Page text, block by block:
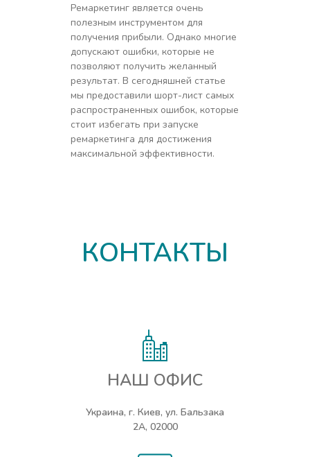
Ремаркетинг является очень
полезным инструментом для
получения прибыли. Однако многие
допускают ошибки, которые не
позволяют получить желанный
результат. В сегодняшней статье
мы предоставили шорт-лист самых
распространенных ошибок, которые
стоит избегать при запуске
ремаркетинга для достижения
максимальной эффективности.
КОНТАКТЫ
НАШ ОФИС
Украина, г. Киев, ул. Бальзака
2А, 02000